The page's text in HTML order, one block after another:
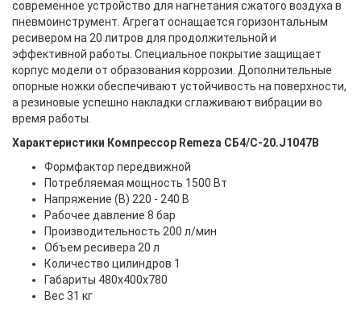
современное устройство для нагнетания сжатого воздуха в
пневмоинструмент. Агрегат оснащается горизонтальным
ресивером на 20 литров для продолжительной и
эффективной работы. Специальное покрытие защищает
корпус модели от образования коррозии. Дополнительные
опорные ножки обеспечивают устойчивость на поверхности,
а резиновые успешно накладки сглаживают вибрации во
время работы.
Характеристики Компрессор Remeza СБ4/С-20.J1047B
Формфактор передвижной
Потребляемая мощность 1500 Вт
Напряжение (В) 220 - 240 В
Рабочее давление 8 бар
Производительность 200 л/мин
Объем ресивера 20 л
Количество цилиндров 1
Габариты 480х400х780
Вес 31 кг